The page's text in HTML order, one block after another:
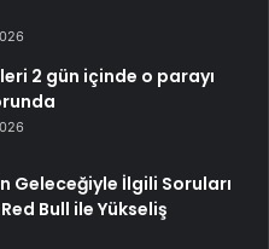
2 gün içinde o parayı
Geleceğiyle İlgili Soruları
Bull ile Yükseliş